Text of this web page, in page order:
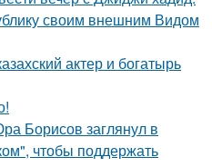
своим внешним Видом
актер и богатырь
Борисов заглянул в
чтобы поддержать